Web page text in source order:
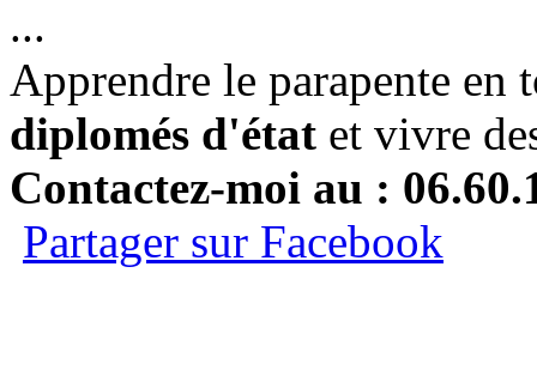
...
Apprendre le parapente en
diplomés d'état et vivre
Contactez-moi au :
Partager sur Facebook